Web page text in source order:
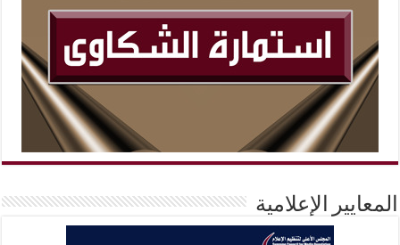
المعايير الإعلامية